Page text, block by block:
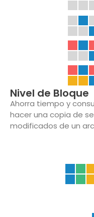
Nivel de Bloque
Ahorra tiempo y
hacer una copia de
modificados de un